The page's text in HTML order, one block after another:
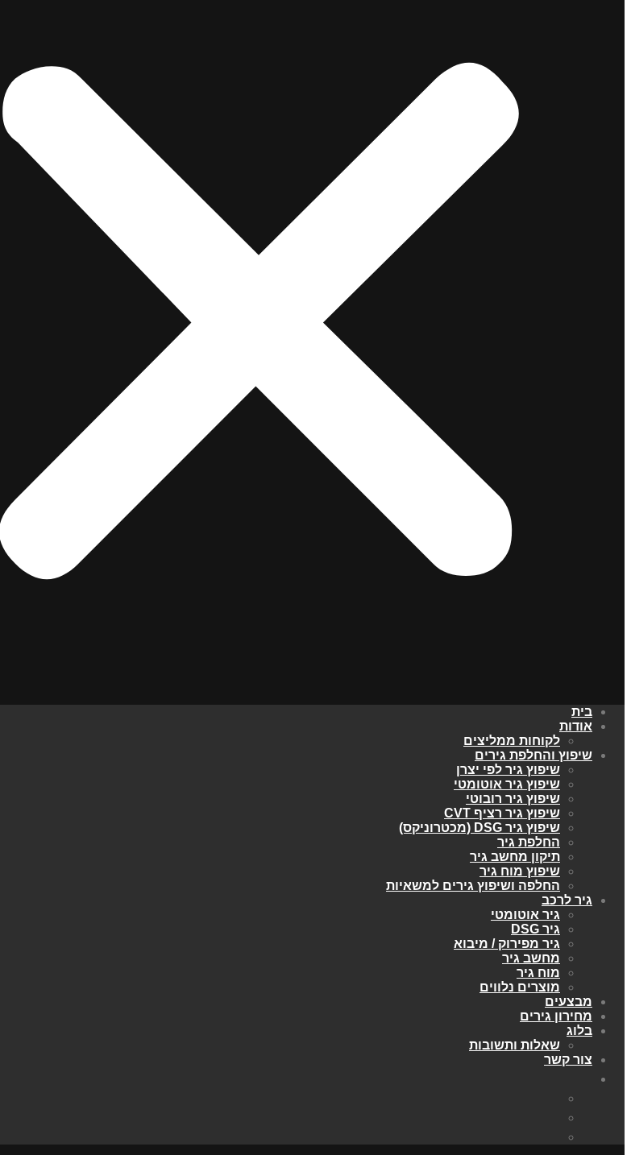
בית
אודות
לקוחות ממליצים
שיפוץ והחלפת גירים
שיפוץ גיר לפי יצרן
שיפוץ גיר אוטומטי
שיפוץ גיר רובוטי
שיפוץ גיר רציף CVT
שיפוץ גיר DSG (מכטרוניקס)
החלפת גיר
תיקון מחשב גיר
שיפוץ מוח גיר
החלפה ושיפוץ גירים למשאיות
גיר לרכב
גיר אוטומטי
גיר DSG
גיר מפירוק / מיבוא
מחשב גיר
מוח גיר
מוצרים נלווים
מבצעים
מחירון גירים
בלוג
שאלות ותשובות
צור קשר